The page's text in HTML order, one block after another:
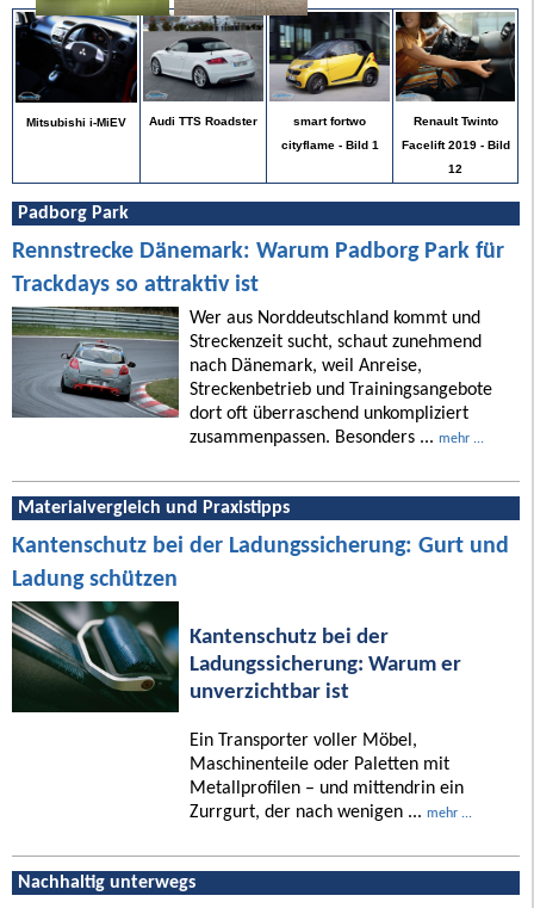
Mitsubishi i-MiEV Audi TTS Roadster
smart fortwo
cityflame - Bild 1
Renault Twinto
Facelift 2019 - Bild
12
Padborg Park
Rennstrecke Dänemark: Warum Padborg Park für
Trackdays so attraktiv ist
Wer aus Norddeutschland kommt und
Streckenzeit sucht, schaut zunehmend
nach Dänemark, weil Anreise,
Streckenbetrieb und Trainingsangebote
dort oft überraschend unkompliziert
zusammenpassen. Besonders ... mehr ...
Materialvergleich und Praxistipps
Kantenschutz bei der Ladungssicherung: Gurt und
Ladung schützen
Kantenschutz bei der
Ladungssicherung: Warum er
unverzichtbar ist
Ein Transporter voller Möbel,
Maschinenteile oder Paletten mit
Metallprofilen – und mittendrin ein
Zurrgurt, der nach wenigen ... mehr ...
Nachhaltig unterwegs